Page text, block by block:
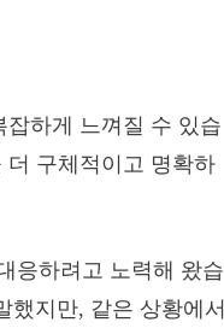
잡하게 느껴질 수 있습
더 구체적이고 명확하
응하려고 노력해 왔습
했지만, 같은 상황에서